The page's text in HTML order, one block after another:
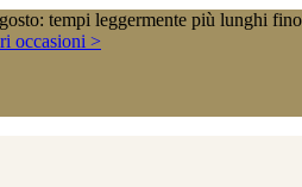
tempi leggermente più lunghi
occasioni >